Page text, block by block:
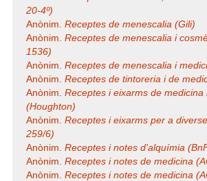
20-4º)
Anònim. Receptes de menescalia (Gili)
Anònim. Receptes de menescalia i
1536)
Anònim. Receptes de menescalia i
Anònim. Receptes de tintoreria i de
Anònim. Receptes i eixarms de medicina
(Houghton)
Anònim. Receptes i eixarms per a
259/6)
Anònim. Receptes i notes d'alquímia
Anònim. Receptes i notes de medicina
Anònim. Receptes i notes de medicina